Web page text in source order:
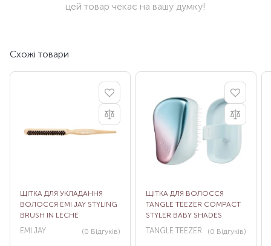
цей товар чекає на вашу думку!
Схожі товари
ЩІТКА ДЛЯ УКЛАДАННЯ
ВОЛОССЯ EMI JAY STYLING
BRUSH IN LECHE
EMI JAY (0 Відгуків)
ЩІТКА ДЛЯ ВОЛОССЯ
TANGLE TEEZER COMPACT
STYLER BABY SHADES
TANGLE TEEZER (0 Відгуків)